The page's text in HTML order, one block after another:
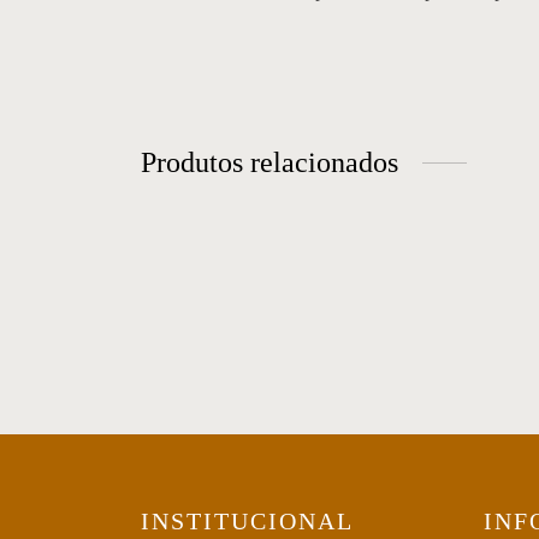
Produtos relacionados
INSTITUCIONAL